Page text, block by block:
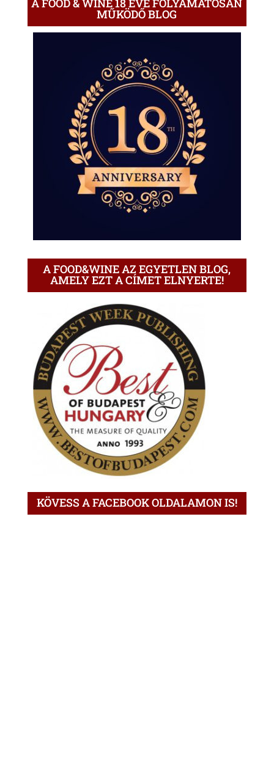
A FOOD & WINE 18 ÉVE FOLYAMATOSAN
MŰKÖDŐ BLOG
A FOOD&WINE AZ EGYETLEN BLOG,
AMELY EZT A CÍMET ELNYERTE!
KÖVESS A FACEBOOK OLDALAMON IS!